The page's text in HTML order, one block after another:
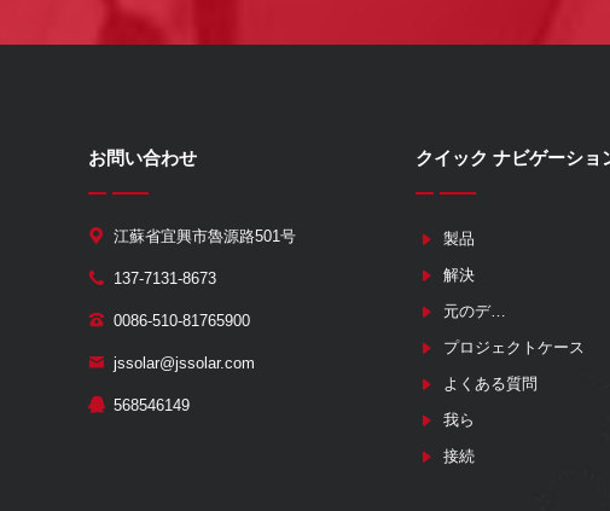
クイック ナビゲーショ
製品
解決
元のデバイスメーカー
プロジェクトケース
よくある質問
我ら
接続
お問い合わせ
江蘇省宜興市魯源路501号
137-7131-8673
0086-510-81765900
jssolar@jssolar.com
568546149